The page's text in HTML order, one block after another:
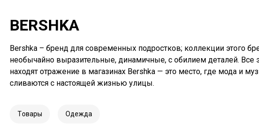
BERSHKA
Bershka – бренд для современных подростков; коллекции этого
необычайно выразительные, динамичные, с обилием деталей. Все
находят отражение в магазинах Bershka — это место, где мода и
сливаются с настоящей жизнью улицы.
Tовары Одежда